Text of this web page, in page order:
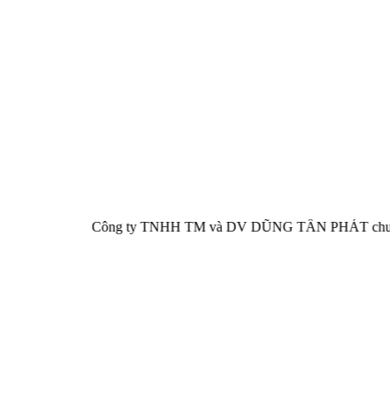
Công ty TNHH TM và DV DŨNG TẤN PHÁT chuyên cung cấp,